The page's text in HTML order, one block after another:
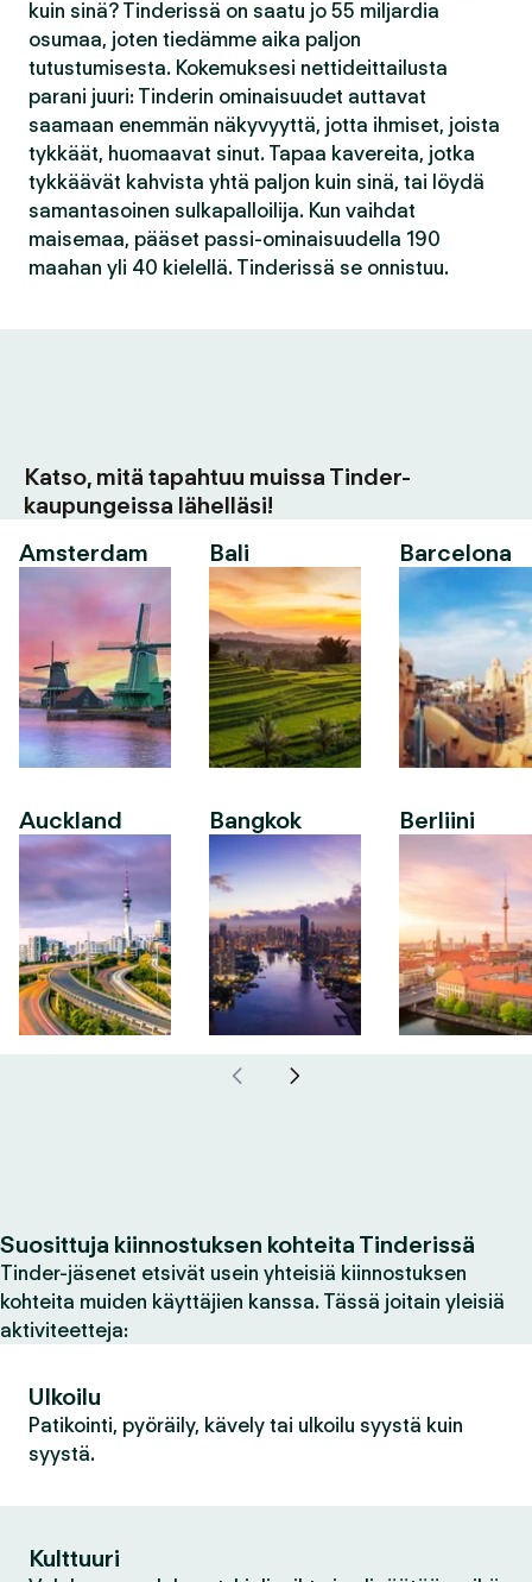
kuin sinä? Tinderissä on saatu jo 55 miljardia
osumaa, joten tiedämme aika paljon
tutustumisesta. Kokemuksesi nettideittailusta
parani juuri: Tinderin ominaisuudet auttavat
saamaan enemmän näkyvyyttä, jotta ihmiset, joista
tykkäät, huomaavat sinut. Tapaa kavereita, jotka
tykkäävät kahvista yhtä paljon kuin sinä, tai löydä
samantasoinen sulkapalloilija. Kun vaihdat
maisemaa, pääset passi-ominaisuudella 190
maahan yli 40 kielellä. Tinderissä se onnistuu.
Katso, mitä tapahtuu muissa Tinder-
kaupungeissa lähelläsi!
Amsterdam
Auckland
Bali
Bangkok
Barcelona
Berliini
Suosittuja kiinnostuksen kohteita Tinderissä
Tinder-jäsenet etsivät usein yhteisiä kiinnostuksen
kohteita muiden käyttäjien kanssa. Tässä joitain yleisiä
aktiviteetteja:
Ulkoilu
Patikointi, pyöräily, kävely tai ulkoilu syystä kuin
syystä.
Kulttuuri